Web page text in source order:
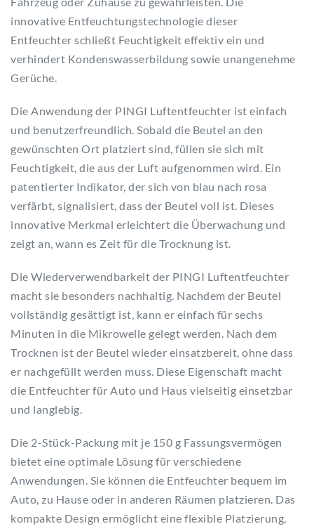
innovative Entfeuchtungstechnologie dieser
Entfeuchter schließt Feuchtigkeit effektiv ein und
verhindert Kondenswasserbildung sowie unangenehme
Gerüche.
Die Anwendung der PINGI Luftentfeuchter ist einfach
und benutzerfreundlich. Sobald die Beutel an den
gewünschten Ort platziert sind, füllen sie sich mit
Feuchtigkeit, die aus der Luft aufgenommen wird. Ein
patentierter Indikator, der sich von blau nach rosa
verfärbt, signalisiert, dass der Beutel voll ist. Dieses
innovative Merkmal erleichtert die Überwachung und
zeigt an, wann es Zeit für die Trocknung ist.
Die Wiederverwendbarkeit der PINGI Luftentfeuchter
macht sie besonders nachhaltig. Nachdem der Beutel
vollständig gesättigt ist, kann er einfach für sechs
Minuten in die Mikrowelle gelegt werden. Nach dem
Trocknen ist der Beutel wieder einsatzbereit, ohne dass
er nachgefüllt werden muss. Diese Eigenschaft macht
die Entfeuchter für Auto und Haus vielseitig einsetzbar
und langlebig.
Die 2-Stück-Packung mit je 150 g Fassungsvermögen
bietet eine optimale Lösung für verschiedene
Anwendungen. Sie können die Entfeuchter bequem im
Auto, zu Hause oder in anderen Räumen platzieren. Das
kompakte Design ermöglicht eine flexible Platzierung,